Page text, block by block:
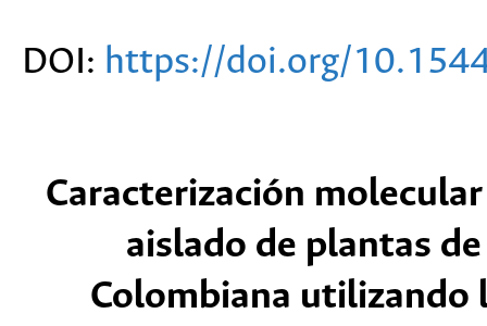
DOI: https://doi.org/
Caracterización
aislado de plantas
Colombiana utilizando